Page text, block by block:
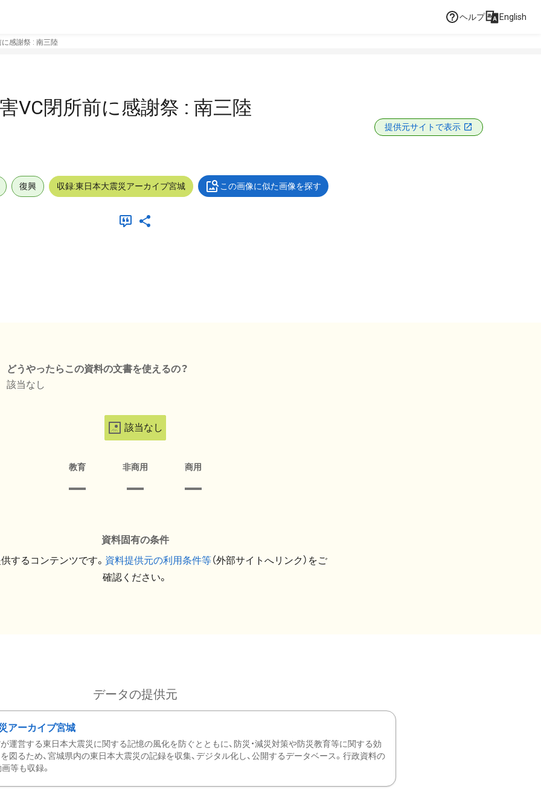
ヘルプ English
に感謝祭 : 南三陸
VC閉所前に感謝祭 : 南三陸
提供元サイトで表示
復興 収録:東日本大震災アーカイブ宮城 この画像に似た画像を探す
どうやったらこの資料の文書を使えるの？
該当なし
該当なし
教育 非商用 商用
資料固有の条件
するコンテンツです。 資料提供元の利用条件等（外部サイトへリンク）をご
確認ください。
データの提供元
アーカイブ宮城
運営する東日本大震災に関する記憶の風化を防ぐとともに、防災・減災対策や防災教育等に関する効
図るため、宮城県内の東日本大震災の記録を収集、デジタル化し、公開するデータベース。行政資料の
等も収録。